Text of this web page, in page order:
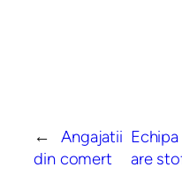
←
Angajatii
din comert
are